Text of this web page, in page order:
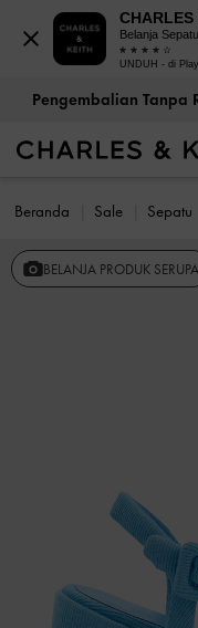
Pengembalian Tanpa
Beranda Sale Sepatu
BELANJA PRODUK SERUPA
CHARLES
Belanja
UNDUH - di